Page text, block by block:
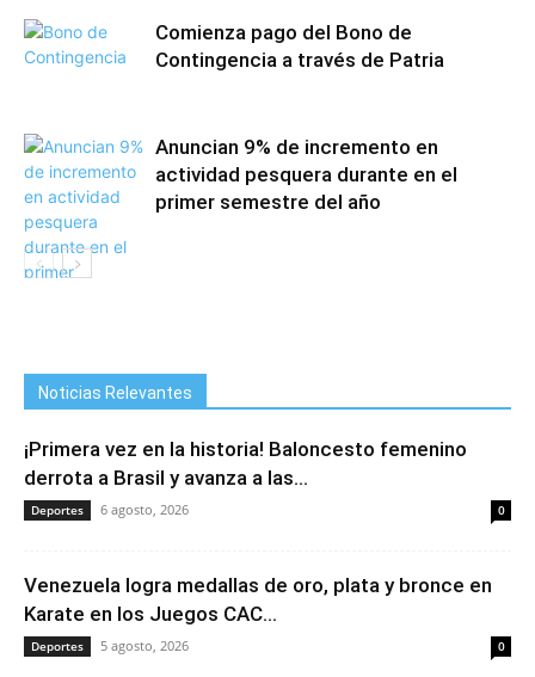
Comienza pago del Bono de
Contingencia a través de Patria
Anuncian 9% de incremento en
actividad pesquera durante en el
primer semestre del año
Noticias Relevantes
¡Primera vez en la historia! Baloncesto femenino
derrota a Brasil y avanza a las...
Deportes 6 agosto, 2026 0
Venezuela logra medallas de oro, plata y bronce en
Karate en los Juegos CAC...
Deportes 5 agosto, 2026 0